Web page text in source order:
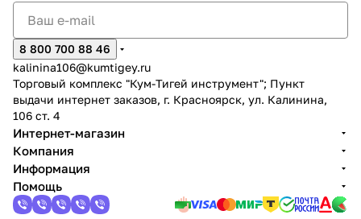
8 800 700 88 46
kalinina106@kumtigey.ru
Торговый комплекс "Кум-Тигей инструмент"; Пункт
выдачи интернет заказов, г. Красноярск, ул. Калинина,
106 ст. 4
Интернет-магазин
Компания
Информация
Помощь